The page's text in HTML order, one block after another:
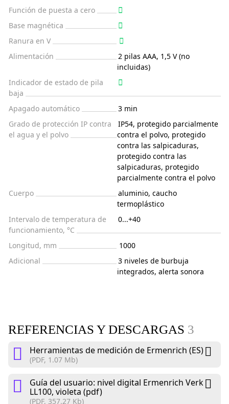
Función de puesta a cero
Base magnética
Ranura en V
Alimentación
2 pilas AAA, 1,5 V (no
incluidas)
Indicador de estado de pila
baja
Apagado automático
3 min
Grado de protección IP contra
el agua y el polvo
IP54, protegido parcialmente
contra el polvo, protegido
contra las salpicaduras,
protegido contra las
salpicaduras, protegido
parcialmente contra el polvo
Cuerpo
aluminio, caucho
termoplástico
Intervalo de temperatura de
funcionamiento, °C
0...+40
Longitud, mm
1000
Adicional
3 niveles de burbuja
integrados, alerta sonora
REFERENCIAS Y DESCARGAS 3
Herramientas de medición de Ermenrich (ES)
(PDF, 1.07 Mb)
Guía del usuario: nivel digital Ermenrich Verk
LL100, violeta (pdf)
(PDF, 357.27 Kb)